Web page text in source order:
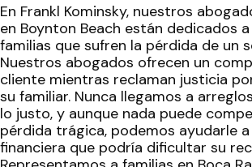
En Frankl Kominsky, nuestros
en Boynton Beach están dedicados
familias que sufren la pérdida de un
Nuestros abogados ofrecen un
cliente mientras reclaman justicia
su familiar. Nunca llegamos a
lo justo, y aunque nada puede
pérdida trágica, podemos ayudarle
financiera que podría dificultar su